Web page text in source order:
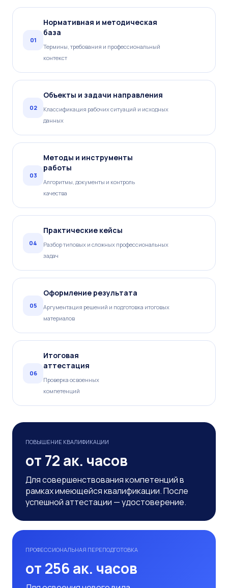
01
Нормативная и методическая
база
Термины, требования и профессиональный
контекст
02
Объекты и задачи направления
Классификация рабочих ситуаций и исходных
данных
03
Методы и инструменты
работы
Алгоритмы, документы и контроль
качества
04
Практические кейсы
Разбор типовых и сложных профессиональных
задач
05
Оформление результата
Аргументация решений и подготовка итоговых
материалов
06
Итоговая
аттестация
Проверка освоенных
компетенций
ПОВЫШЕНИЕ КВАЛИФИКАЦИИ
от 72 ак. часов
Для совершенствования компетенций в
рамках имеющейся квалификации. После
успешной аттестации — удостоверение.
ПРОФЕССИОНАЛЬНАЯ ПЕРЕПОДГОТОВКА
от 256 ак. часов